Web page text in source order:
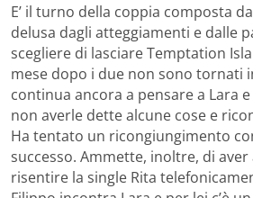
E’ il turno della coppia composta da
delusa dagli atteggiamenti e dalle
scegliere di lasciare Temptation
mese dopo i due non sono tornati
continua ancora a pensare a Lara
non averle dette alcune cose e
Ha tentato un ricongiungimento
successo. Ammette, inoltre, di
risentire la single Rita